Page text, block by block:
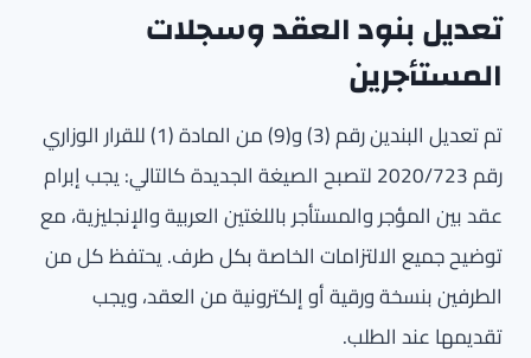
تعديل بنود العقد وسجلات
المستأجرين
تم تعديل البندين رقم (3) و(9) من المادة (1) للقرار الوزاري
رقم 2020/723 لتصبح الصيغة الجديدة كالتالي: يجب إبرام
عقد بين المؤجر والمستأجر باللغتين العربية والإنجليزية، مع
توضيح جميع الالتزامات الخاصة بكل طرف. يحتفظ كل من
الطرفين بنسخة ورقية أو إلكترونية من العقد، ويجب
تقديمها عند الطلب.